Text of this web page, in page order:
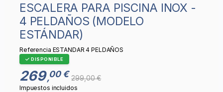
ESCALERA PARA PISCINA INOX -
4 PELDAÑOS (MODELO
ESTÁNDAR)
Referencia ESTANDAR 4 PELDAÑOS
DISPONIBLE
269,00 € 299,00 €
Impuestos incluidos